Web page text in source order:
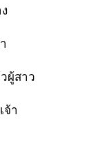
ผู้สาว
จ้า